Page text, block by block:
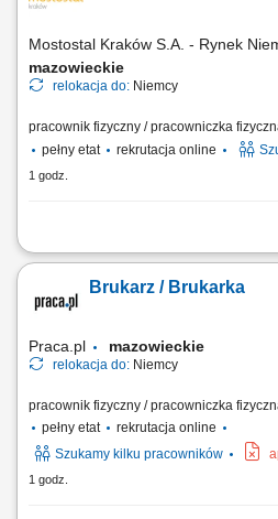
elektronarzędzi niezbędnych do prac
Mostostal Kraków S.A. - Rynek
mazowieckie
relokacja do: Niemcy
pracownik fizyczny / pracowniczka
pełny etat
rekrutacja online
1 godz.
Zakres obowiązków Obsługa maszyn
Brukarz / Brukarka
Praca.pl mazowieckie
relokacja do: Niemcy
pracownik fizyczny / pracowniczka
pełny etat
rekrutacja online
Szukamy kilku pracowników
1 godz.